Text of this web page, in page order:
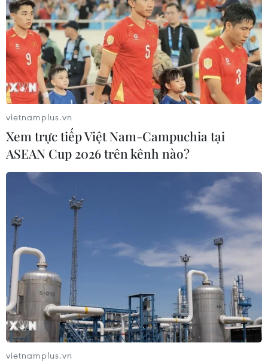
Kiểm tra 3 bao tải, tổ công tác của Bộ đội Biên phòng
An Giang phát hiện bên trong có 8 túi nylon màu đen
chứa cành, lá khô một loại thảo mộc nghi là cần sa với
trọng lượng khoảng 20kg.
Làm ''shipper'' giao ma túy: Hám lợi nhỏ -
Trả giá lớn
25/06/2021 05:19
Bạn nhờ làm "shipper" đi giao hàng với phí cao hay chủ
vietnamplus.vn
Xem trực tiếp Việt Nam-Campuchia tại
ASEAN Cup 2026 trên kênh nào?
vietnamplus.vn